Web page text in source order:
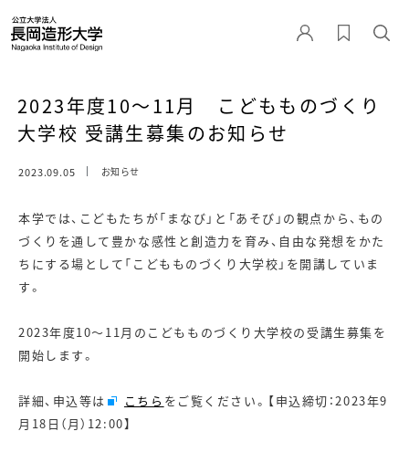
2023年度10～11月 こどもものづくり
大学校 受講生募集のお知らせ
2023.09.05 お知らせ
本学では、こどもたちが「まなび」と「あそび」の観点から、もの
づくりを通して豊かな感性と創造力を育み、自由な発想をかた
ちにする場として「こどもものづくり大学校」を開講していま
す。
2023年度10～11月のこどもものづくり大学校の受講生募集を
開始します。
詳細、申込等は こちら をご覧ください。【申込締切：2023年9
月18日（月）12:00】